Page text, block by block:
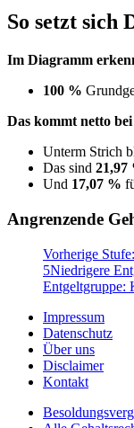
So setzt sich
Im Diagramm
100 %
Das kommt netto
Unterm Strich
Das sind 21,97
Und 17,07 %
Angrenzende
Vorherige
5Niedrigere
Entgeltgruppe:
Impressum
Datenschutz
Über uns
Disclaimer
Kontakt